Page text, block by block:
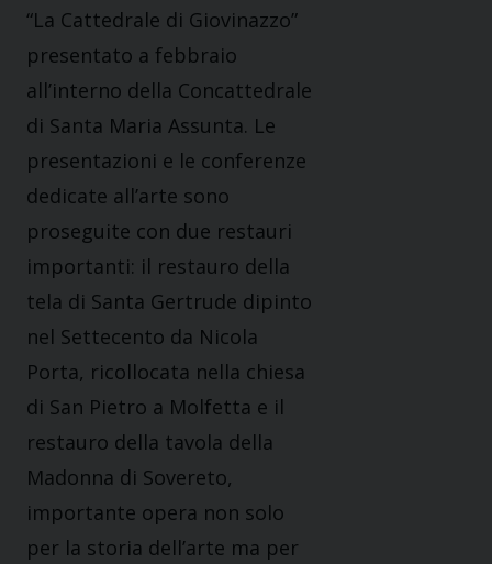
“La Cattedrale di Giovinazzo”
presentato a febbraio
all’interno della Concattedrale
di Santa Maria Assunta. Le
presentazioni e le conferenze
dedicate all’arte sono
proseguite con due restauri
importanti: il restauro della
tela di Santa Gertrude dipinto
nel Settecento da Nicola
Porta, ricollocata nella chiesa
di San Pietro a Molfetta e il
restauro della tavola della
Madonna di Sovereto,
importante opera non solo
per la storia dell’arte ma per